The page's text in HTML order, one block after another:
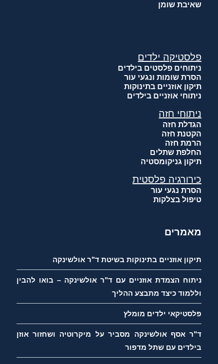
שאיבת שומן
פלסטיקה ילדים
ניתוחים פלסטים בילדים
הסרת שומות ונגעי עור
תיקון אוזניים בתינוקות
ניתוחי אוזניים בילדים
ניתוחי חזה
הגדלת חזה
הקטנת חזה
הרמת חזה
החלפת שתלים
תיקון גניקומסטיה
כירורגיה פלסטית
הסרת נגעי עור
טיפול בצלקות
מאמרים
תיקון אוזניים בתינוקות בשיטת ד"ר אולשינקה
ניתוח הצמדת אוזניים עם ד"ר אולשינקה – בואו להבין
וללמוד כיצד מתבצע ההליך
פלסטיקאי ילדים מומלץ
ד"ר אסף אולשינקה מסביר על מיקרוטיה ושחזור אוזן
בילדים עם שתל מדפור